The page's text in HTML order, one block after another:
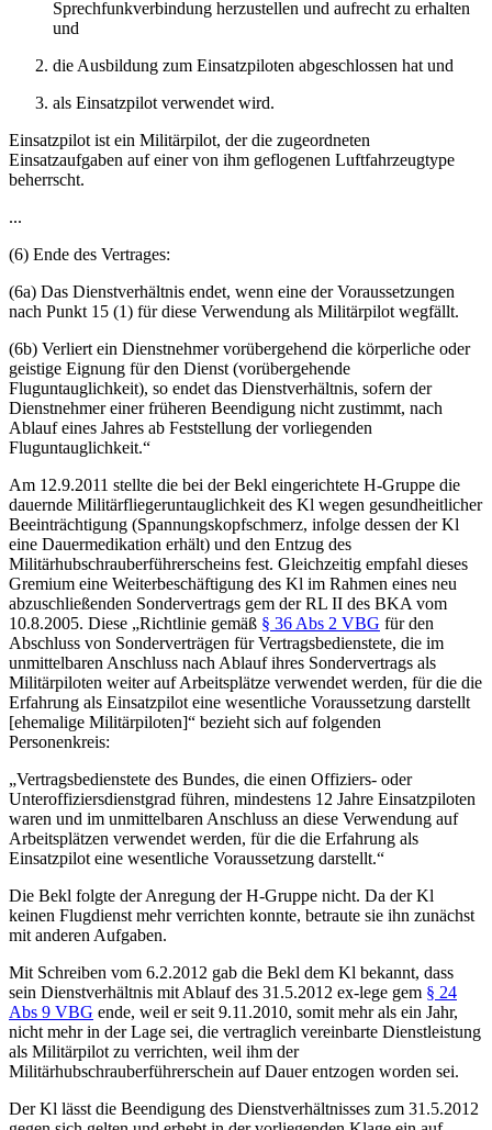
Sprechfunkverbindung herzustellen und aufrecht zu erhalten
und
die Ausbildung zum Einsatzpiloten abgeschlossen hat und
als Einsatzpilot verwendet wird.
Einsatzpilot ist ein Militärpilot, der die zugeordneten
Einsatzaufgaben auf einer von ihm geflogenen Luftfahrzeugtype
beherrscht.
...
(6) Ende des Vertrages:
(6a) Das Dienstverhältnis endet, wenn eine der Voraussetzungen
nach Punkt 15 (1) für diese Verwendung als Militärpilot wegfällt.
(6b) Verliert ein Dienstnehmer vorübergehend die körperliche oder
geistige Eignung für den Dienst (vorübergehende
Fluguntauglichkeit), so endet das Dienstverhältnis, sofern der
Dienstnehmer einer früheren Beendigung nicht zustimmt, nach
Ablauf eines Jahres ab Feststellung der vorliegenden
Fluguntauglichkeit.“
Am 12.9.2011 stellte die bei der Bekl eingerichtete H-Gruppe die
dauernde Militärfliegeruntauglichkeit des Kl wegen gesundheitlicher
Beeinträchtigung (Spannungskopfschmerz, infolge dessen der Kl
eine Dauermedikation erhält) und den Entzug des
Militärhubschrauberführerscheins fest. Gleichzeitig empfahl dieses
Gremium eine Weiterbeschäftigung des Kl im Rahmen eines neu
abzuschließenden Sondervertrags gem der RL II des BKA vom
10.8.2005. Diese „Richtlinie gemäß § 36 Abs 2 VBG für den
Abschluss von Sonderverträgen für Vertragsbedienstete, die im
unmittelbaren Anschluss nach Ablauf ihres Sondervertrags als
Militärpiloten weiter auf Arbeitsplätze verwendet werden, für die die
Erfahrung als Einsatzpilot eine wesentliche Voraussetzung darstellt
[ehemalige Militärpiloten]“ bezieht sich auf folgenden
Personenkreis:
„Vertragsbedienstete des Bundes, die einen Offiziers- oder
Unteroffiziersdienstgrad führen, mindestens 12 Jahre Einsatzpiloten
waren und im unmittelbaren Anschluss an diese Verwendung auf
Arbeitsplätzen verwendet werden, für die die Erfahrung als
Einsatzpilot eine wesentliche Voraussetzung darstellt.“
Die Bekl folgte der Anregung der H-Gruppe nicht. Da der Kl
keinen Flugdienst mehr verrichten konnte, betraute sie ihn zunächst
mit anderen Aufgaben.
Mit Schreiben vom 6.2.2012 gab die Bekl dem Kl bekannt, dass
sein Dienstverhältnis mit Ablauf des 31.5.2012 ex-lege gem § 24
Abs 9 VBG ende, weil er seit 9.11.2010, somit mehr als ein Jahr,
nicht mehr in der Lage sei, die vertraglich vereinbarte Dienstleistung
als Militärpilot zu verrichten, weil ihm der
Militärhubschrauberführerschein auf Dauer entzogen worden sei.
Der Kl lässt die Beendigung des Dienstverhältnisses zum 31.5.2012